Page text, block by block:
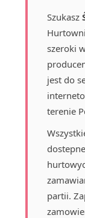
Szukasz
szeroki
jest do
terenie
partii.